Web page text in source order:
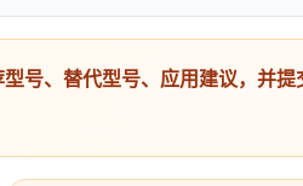
号、替代型号、应用建议，并提